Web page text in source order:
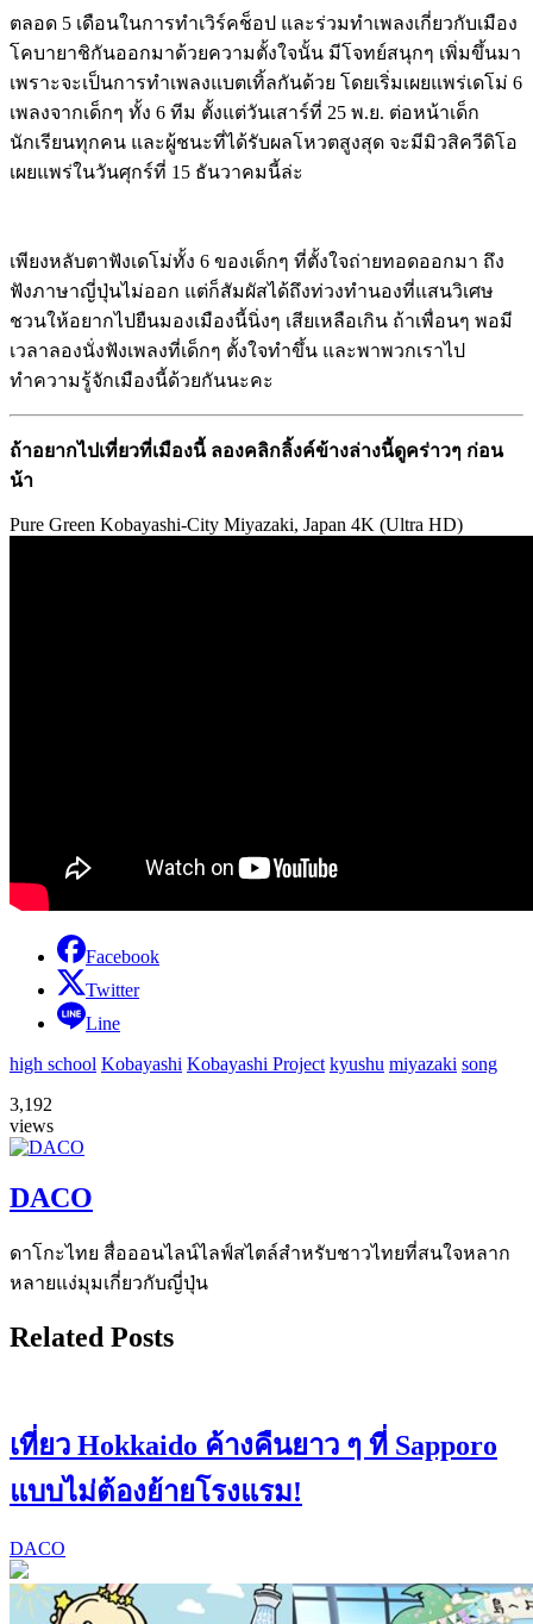
ตลอด 5 เดือนในการทำเวิร์คช็อป และร่วมทำเพลงเกี่ยวกับเมือง
โคบายาชิกันออกมาด้วยความตั้งใจนั้น มีโจทย์สนุกๆ เพิ่มขึ้นมา
เพราะจะเป็นการทำเพลงแบตเทิ้ลกันด้วย โดยเริ่มเผยแพร่เดโม่ 6
เพลงจากเด็กๆ ทั้ง 6 ทีม ตั้งแต่วันเสาร์ที่ 25 พ.ย. ต่อหน้าเด็ก
นักเรียนทุกคน และผู้ชนะที่ได้รับผลโหวตสูงสุด จะมีมิวสิควีดิโอ
เผยแพร่ในวันศุกร์ที่ 15 ธันวาคมนี้ล่ะ
เพียงหลับตาฟังเดโม่ทั้ง 6 ของเด็กๆ ที่ตั้งใจถ่ายทอดออกมา ถึง
ฟังภาษาญี่ปุ่นไม่ออก แต่ก็สัมผัสได้ถึงท่วงทำนองที่แสนวิเศษ
ชวนให้อยากไปยืนมองเมืองนี้นิ่งๆ เสียเหลือเกิน ถ้าเพื่อนๆ พอมี
เวลาลองนั่งฟังเพลงที่เด็กๆ ตั้งใจทำขึ้น และพาพวกเราไป
ทำความรู้จักเมืองนี้ด้วยกันนะคะ
ถ้าอยากไปเที่ยวที่เมืองนี้ ลองคลิกลิ้งค์ข้างล่างนี้ดูคร่าวๆ ก่อน
น้า
Pure Green Kobayashi-City Miyazaki, Japan 4K (Ultra HD)
Facebook
Twitter
Line
high school Kobayashi Kobayashi Project kyushu miyazaki song
3,192
views
DACO
ดาโกะไทย สื่อออนไลน์ไลฟ์สไตล์สำหรับชาวไทยที่สนใจหลาก
หลายแง่มุมเกี่ยวกับญี่ปุ่น
Related Posts
เที่ยว Hokkaido ค้างคืนยาว ๆ ที่ Sapporo
แบบไม่ต้องย้ายโรงแรม!
DACO